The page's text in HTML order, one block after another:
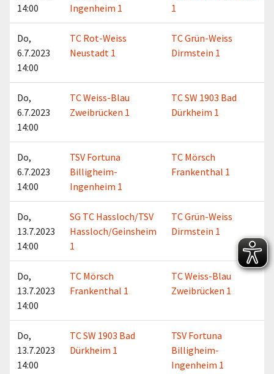
14:00
Ingenheim 1
1
Do,
6.7.2023
14:00
TC Rot-Weiss
Neustadt 1
TC Grün-Weiss
Dirmstein 1
Do,
6.7.2023
14:00
TC Weiss-Blau
Zweibrücken 1
TC SW 1903 Bad
Dürkheim 1
Do,
6.7.2023
14:00
TSV Fortuna
Billigheim-
Ingenheim 1
TC Mörsch
Frankenthal 1
Do,
13.7.2023
14:00
SG TC Hassloch/TSV
Hassloch/Geinsheim
1
TC Grün-Weiss
Dirmstein 1
Do,
13.7.2023
14:00
TC Mörsch
Frankenthal 1
TC Weiss-Blau
Zweibrücken 1
Do,
13.7.2023
14:00
TC SW 1903 Bad
Dürkheim 1
TSV Fortuna
Billigheim-
Ingenheim 1